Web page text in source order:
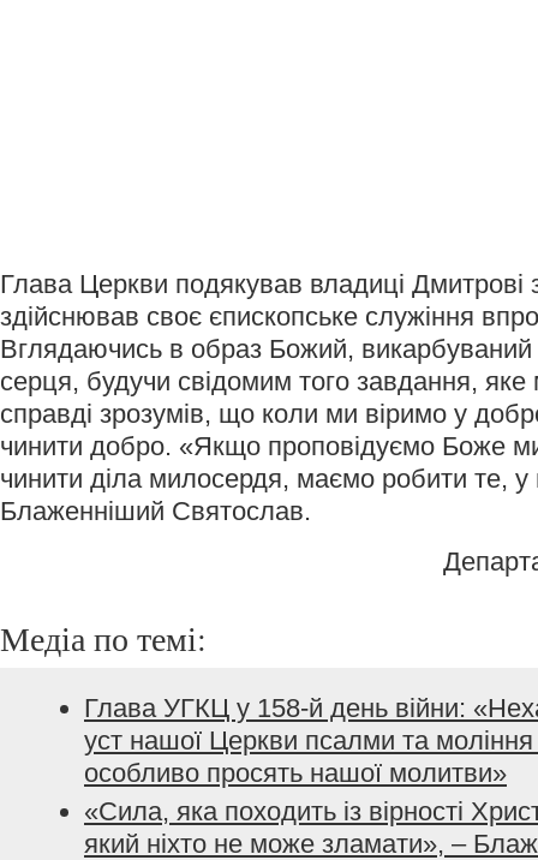
Глава Церкви подякував владиці Дмитрові
здійснював своє єпископське служіння
Вглядаючись в образ Божий, викарбуваний
серця, будучи свідомим того завдання, яке
справді зрозумів, що коли ми віримо у
чинити добро. «Якщо проповідуємо Боже
чинити діла милосердя, маємо робити те,
Блаженніший Святослав.
Медіа по темі:
Глава УГКЦ у 158-й день війни:
уст нашої Церкви псалми та моління
особливо просять нашої молитви»
«Сила, яка походить із вірності
який ніхто не може зламати», –